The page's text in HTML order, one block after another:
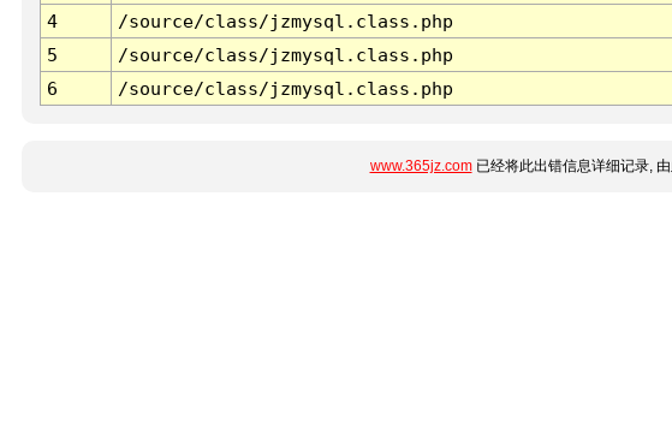
4
/source/class/jzmysql.class.php
5
/source/class/jzmysql.class.php
6
/source/class/jzmysql.class.php
www.365jz.com已经将此出错信息详细记录,